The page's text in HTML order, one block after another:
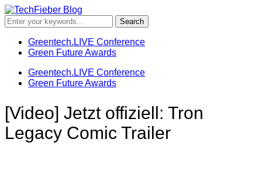
Greentech.LIVE Conference
Green Future Awards
Greentech.LIVE Conference
Green Future Awards
[Video] Jetzt offiziell: Tron
Legacy Comic Trailer